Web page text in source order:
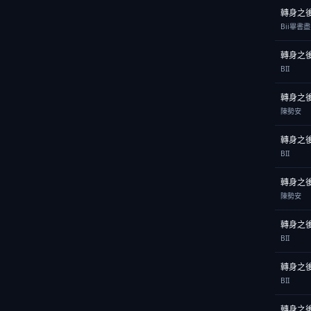
轉身之
Bii畢書盡
轉身之
BII
轉身之
陳勢安
轉身之
BII
轉身之
陳勢安
轉身之
BII
轉身之
BII